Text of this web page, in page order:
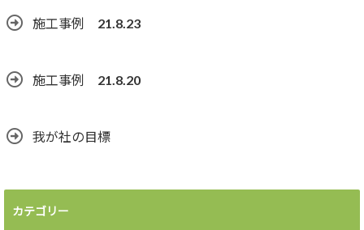
施工事例 21.8.23
施工事例 21.8.20
我が社の目標
カテゴリー